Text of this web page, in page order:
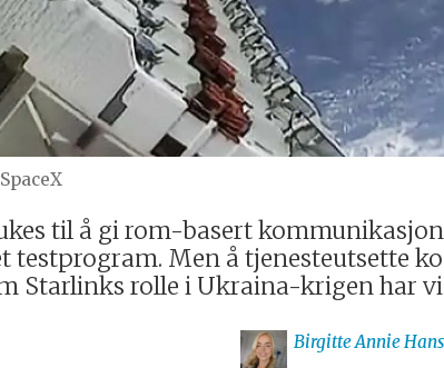
SpaceX
til å gi rom-basert
testprogram. Men å tjenesteutsette
Starlinks rolle i Ukraina-krigen har
Birgitte Annie